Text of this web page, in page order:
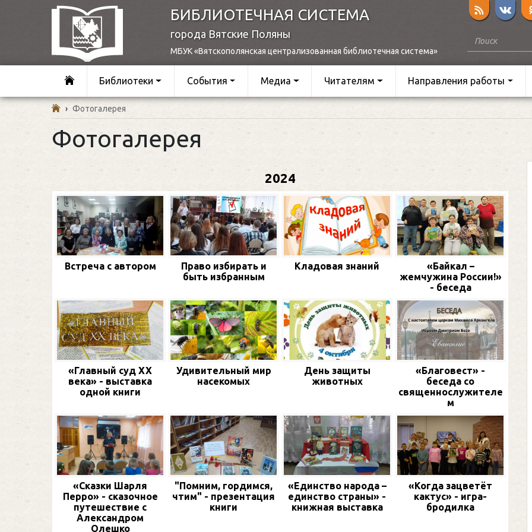
БИБЛИОТЕЧНАЯ СИСТЕМА
города Вятские Поляны
МБУК «Вятскополянская централизованная библиотечная система»
Библиотеки События Медиа Читателям Направления работы
› Фотогалерея
Фотогалерея
2024
Встреча с автором
Право избирать и
быть избранным
Кладовая знаний
«Байкал –
жемчужина России!»
- беседа
«Главный суд XX
века» - выставка
одной книги
Удивительный мир
насекомых
День защиты
животных
«Благовест» -
беседа со
священнослужителе
м
«Сказки Шарля
Перро» - сказочное
путешествие с
Александром
Олешко
"Помним, гордимся,
чтим" - презентация
книги
«Единство народа –
единство страны» -
книжная выставка
«Когда зацветёт
кактус» - игра-
бродилка